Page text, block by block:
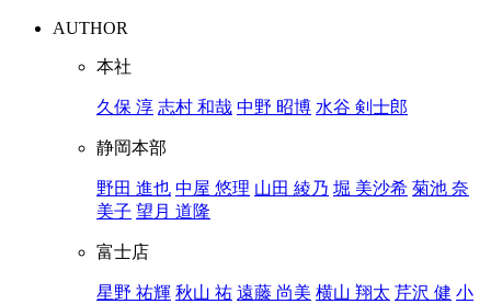
AUTHOR
本社
久保 淳 志村 和哉 中野 昭博 水谷 剣士郎
静岡本部
野田 進也 中屋 悠理 山田 綾乃 堀 美沙希 菊池 奈
美子 望月 道隆
富士店
星野 祐輝 秋山 祐 遠藤 尚美 横山 翔太 芹沢 健 小